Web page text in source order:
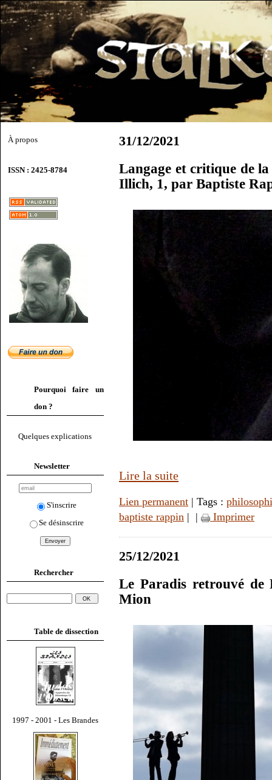
À propos
ISSN : 2425-8784
Pourquoi faire un
don ?
Quelques explications
Newsletter
S'inscrire
Se désinscrire
Rechercher
Table de dissection
1997 - 2001 - Les Brandes
31/12/2021
Langage et critique de
Illich, 1, par Baptiste
Lire la suite
Lien permanent | Tags :
baptiste rappin | | Imprimer
25/12/2021
Le Paradis retrouvé de
Mion